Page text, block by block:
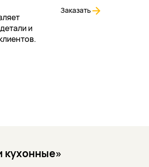
и
Заказать
кухонные»